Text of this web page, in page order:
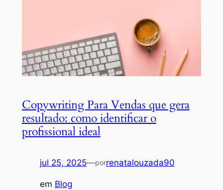
Copywriting Para Vendas que gera
resultado: como identificar o
profissional ideal
jul 25, 2025—porrenatalouzada90
em Blog